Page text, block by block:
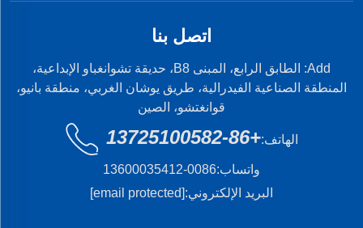
اتصل بنا
Add: الطابق الرابع، المبنى B8، حديقة تشوانغباو الإبداعية،
المنطقة الصناعية الفيدرالية، طريق يوشان الغربي، منطقة بانيو،
قوانغتشو، الصين
الهاتف:+86-13725100582
واتساب:0086-13600035412
البريد الإلكتروني:[email protected]